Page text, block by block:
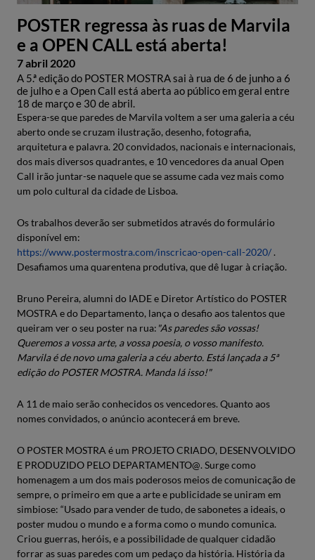
POSTER regressa às ruas de Marvila
e a OPEN CALL está aberta!
7 abril 2020
A 5.ª edição do POSTER MOSTRA sai à rua de 6 de junho a 6
de julho e a Open Call está aberta ao público em geral entre
18 de março e 30 de abril.
Espera-se que paredes de Marvila voltem a ser uma galeria a céu
aberto onde se cruzam ilustração, desenho, fotografia,
arquitetura e palavra. 20 convidados, nacionais e internacionais,
dos mais diversos quadrantes, e 10 vencedores da anual Open
Call irão juntar-se naquele que se assume cada vez mais como
um polo cultural da cidade de Lisboa.
Os trabalhos deverão ser submetidos através do formulário
disponível em:
https://www.postermostra.com/inscricao-open-call-2020/ .
Desafiamos uma quarentena produtiva, que dê lugar à criação.
Bruno Pereira, alumni do IADE e Diretor Artístico do POSTER
MOSTRA e do Departamento, lança o desafio aos talentos que
queiram ver o seu poster na rua: "As paredes são vossas!
Queremos a vossa arte, a vossa poesia, o vosso manifesto.
Marvila é de novo uma galeria a céu aberto. Está lançada a 5ª
edição do POSTER MOSTRA. Manda lá isso!"
A 11 de maio serão conhecidos os vencedores. Quanto aos
nomes convidados, o anúncio acontecerá em breve.
O POSTER MOSTRA é um PROJETO CRIADO, DESENVOLVIDO
E PRODUZIDO PELO DEPARTAMENTO@. Surge como
homenagem a um dos mais poderosos meios de comunicação de
sempre, o primeiro em que a arte e publicidade se uniram em
simbiose: “Usado para vender de tudo, de sabonetes a ideais, o
poster mudou o mundo e a forma como o mundo comunica.
Criou guerras, heróis, e a possibilidade de qualquer cidadão
forrar as suas paredes com um pedaço da história. História da